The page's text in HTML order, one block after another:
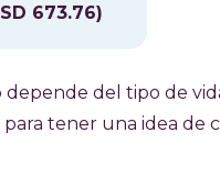
673.76)
depende del tipo de
tener una idea de